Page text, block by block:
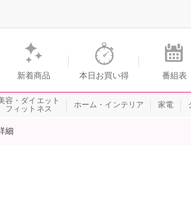
ショッピングのショップチャンネル
新着商品 本日お買い得 番組表
容・ダイエット
フィットネス
ホーム・インテリア 家電
細